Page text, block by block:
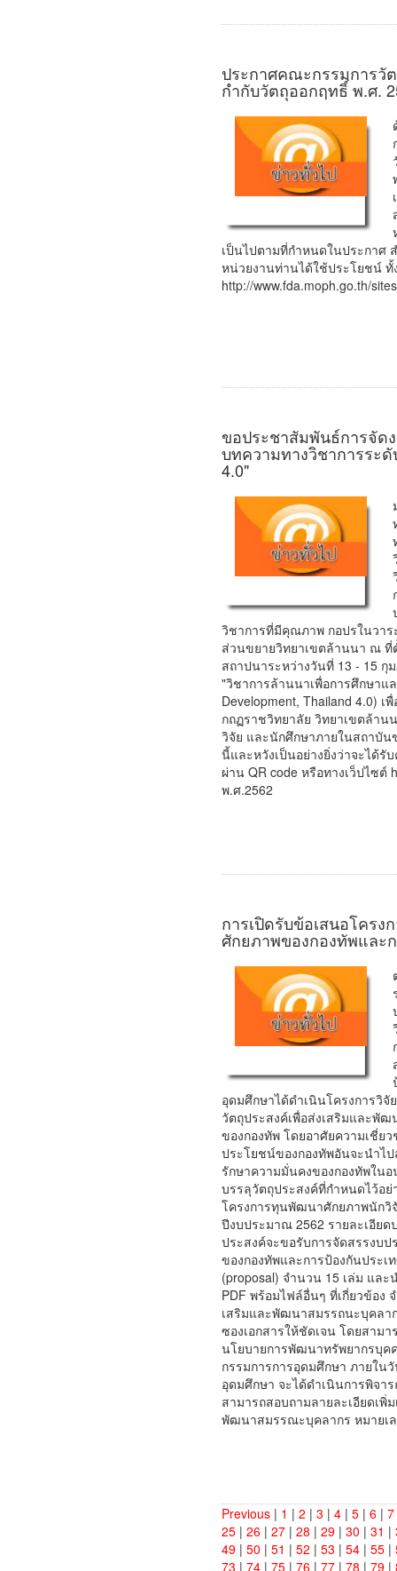
ประกาศคณะกรรมการวั
กำกับวัตถุออกฤทธิ์ พ.ศ.
เป็นไปตามที่กำหนดในประกาศ
หน่วยงานท่านได้ใช้ประโยชน์
http://www.fda.moph.go.th/
ขอประชาสัมพันธ์การจัด
บทความทางวิชาการระ
4.0"
วิชาการที่มีคุณภาพ กอปรในวาร
ส่วนขยายวิทยาเขตล้านนา ณ ที่
สถาปนาระหว่างวันที่ 13 - 15
"วิชาการล้านนาเพื่อการศึกษาแ
Development, Thailand 4.0)
กถฏราชวิทยาลัย วิทยาเขตล้า
วิจัย และนักศึกษาภายในสถาบั
นี้และหวังเป็นอย่างยิ่งว่าจะได้รั
ผ่าน QR code หรือทางเว็ปไซต์
พ.ศ.2562
การเปิดรับข้อเสนอโคร
ศักยภาพของกองทัพและ
อุดมศึกษาได้ดำเนินโครงการวิ
วัตถุประสงค์เพื่อส่งเสริมและพั
ของกองทัพ โดยอาศัยความเชี่ย
ประโยชน์ของกองทัพอันจะนำไ
รักษาความมั่นคงของกองทัพใน
บรรลุวัตถุประสงค์ที่กำหนดไว้อ
โครงการทุนพัฒนาศักยภาพนักวิ
ปีงบประมาณ 2562 รายละเอีย
ประสงค์จะขอรับการจัดสรรงบ
ของกองทัพและการป้องกันประ
(proposal) จำนวน 15 เล่ม แล
PDF พร้อมไฟล์อื่นๆ ที่เกี่ยวข้อ
เสริมและพัฒนาสมรรถนะบุคลา
ซองเอกสารให้ชัดเจน โดยสาม
นโยบายการพัฒนาทรัพยากรบุ
กรรมการการอุดมศึกษา ภายใน
อุดมศึกษา จะได้ดำเนินการพิจา
สามารถสอบถามลายละเอียดเ
พัฒนาสมรรณะบุคลากร หมายเ
Previous | 1 | 2 | 3 | 4 | 5 | 6 | 7
25 | 26 | 27 | 28 | 29 | 30 | 31 |
49 | 50 | 51 | 52 | 53 | 54 | 55 |
73 | 74 | 75 | 76 | 77 | 78 | 79 |